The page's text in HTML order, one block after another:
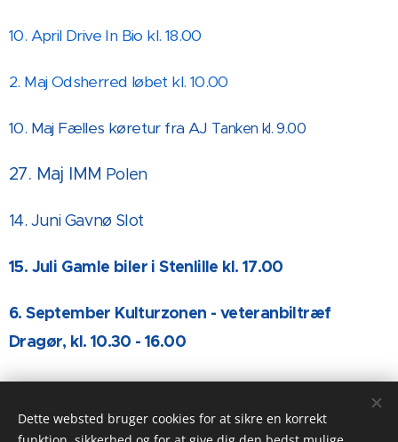
10. April Drive In Bio kl. 18.00
2. Maj Odsherred løbet kl. 10.00
10. Maj Fælles køretur fra AJ Tanken kl. 9.00
27. Maj IMM Polen
14. Juni Gavnø Slot
15. Juli Gamle biler i Stenlille kl. 17.00
6. September Kulturzonen - veteranbiltræf
Dragør, kl. 10.30 - 16.00
Dette websted bruger cookies for at sikre en korrekt